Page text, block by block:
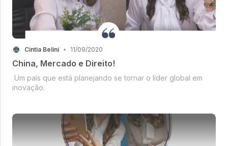
Cintia Belini • 11/09/2020
China, Mercado e Direito!
Um país que está planejando se tornar o líder global em
inovação.